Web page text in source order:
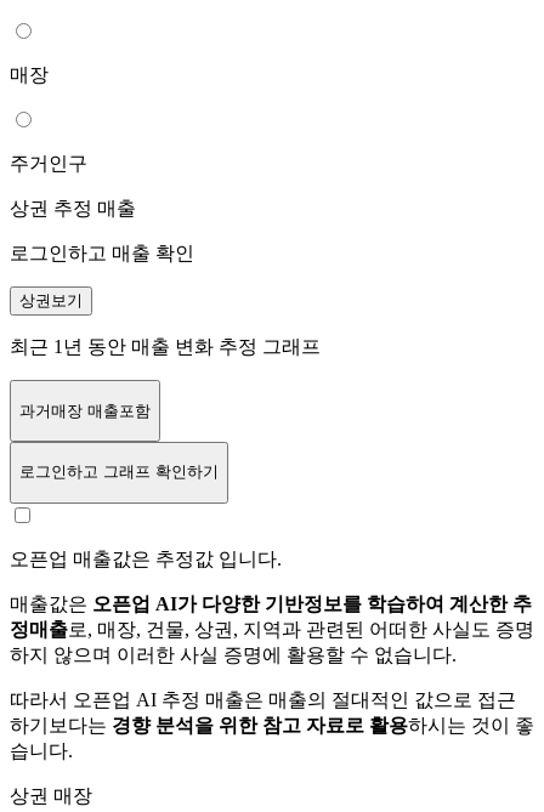
매장
주거인구
상권 추정 매출
로그인하고 매출 확인
상권보기
최근 1년 동안 매출 변화 추정 그래프
과거매장 매출포함
로그인하고 그래프 확인하기
오픈업 매출값은 추정값 입니다.
매출값은 오픈업 AI가 다양한 기반정보를 학습하여 계산한 추
정매출로, 매장, 건물, 상권, 지역과 관련된 어떠한 사실도 증명
하지 않으며 이러한 사실 증명에 활용할 수 없습니다.
따라서 오픈업 AI 추정 매출은 매출의 절대적인 값으로 접근
하기보다는 경향 분석을 위한 참고 자료로 활용하시는 것이 좋
습니다.
상권 매장